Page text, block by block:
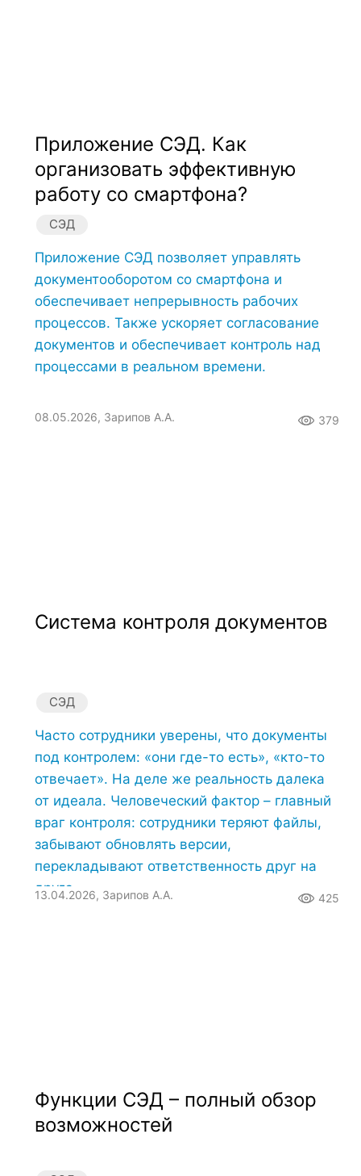
Приложение СЭД. Как
организовать эффективную
работу со смартфона?
СЭД
Приложение СЭД позволяет управлять
документооборотом со смартфона и
обеспечивает непрерывность рабочих
процессов. Также ускоряет согласование
документов и обеспечивает контроль над
процессами в реальном времени.
08.05.2026, Зарипов А.А. 379
Система контроля документов
СЭД
Часто сотрудники уверены, что документы
под контролем: «они где-то есть», «кто-то
отвечает». На деле же реальность далека
от идеала. Человеческий фактор – главный
враг контроля: сотрудники теряют файлы,
забывают обновлять версии,
перекладывают ответственность друг на
друга.
13.04.2026, Зарипов А.А. 425
Функции СЭД – полный обзор
возможностей